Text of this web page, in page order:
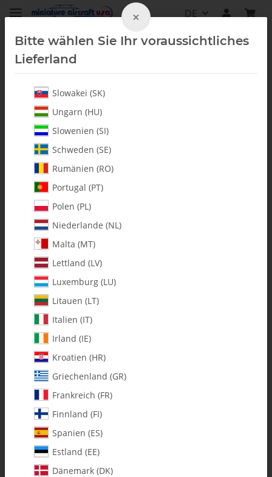
DE
Alle Artikel
131-132 Delrin Tail Bellcrank Cup -
Pack of 1
×
Bitte wählen Sie Ihr voraussichtliches
Lieferland
Slowakei (SK)
Ungarn (HU)
Slowenien (SI)
Schweden (SE)
Rumänien (RO)
Portugal (PT)
Polen (PL)
Niederlande (NL)
Malta (MT)
Lettland (LV)
Luxemburg (LU)
Litauen (LT)
Italien (IT)
Irland (IE)
Kroatien (HR)
Griechenland (GR)
Frankreich (FR)
Finnland (FI)
Spanien (ES)
Estland (EE)
Dänemark (DK)